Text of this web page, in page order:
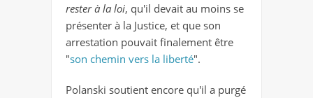
rester à la loi, qu'il devait au moins se
présenter à la Justice, et que son
arrestation pouvait finalement être
"son chemin vers la liberté".
Polanski soutient encore qu'il a purgé